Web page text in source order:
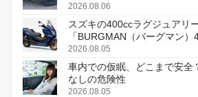
2026.08.06
スズキの400ccラグジュアリ
「BURGMAN（バーグマン）
変更し、8月18日に発売
2026.08.05
車内での仮眠、どこまで安全
なしの危険性
2026.08.05